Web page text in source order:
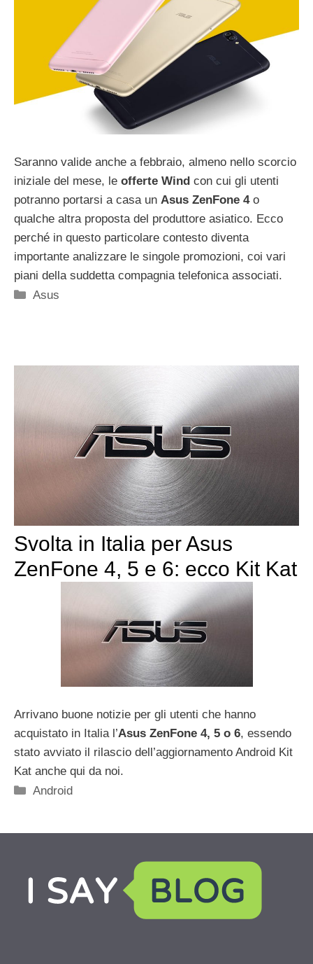
Saranno valide anche a febbraio, almeno nello scorcio
iniziale del mese, le offerte Wind con cui gli utenti
potranno portarsi a casa un Asus ZenFone 4o
qualche altra proposta del produttore asiatico. Ecco
perché in questo particolare contesto diventa
importante analizzare le singole promozioni, coi vari
piani della suddetta compagnia telefonica associati.
Categorie
Asus
Svolta in Italia per Asus
ZenFone 4, 5 e 6: ecco Kit Kat
Arrivano buone notizie per gli utenti che hanno
acquistato in Italia l’Asus ZenFone 4, 5 o 6, essendo
stato avviato il rilascio dell’aggiornamento Android Kit
Kat anche qui da noi.
Categorie
Android